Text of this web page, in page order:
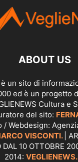
ABOUT US
un sito di
ed è un progetto
Cultura e
del sito:
/ Webdesign:
VISCONTI. |
DAL 10 OTTOBRE
2014: